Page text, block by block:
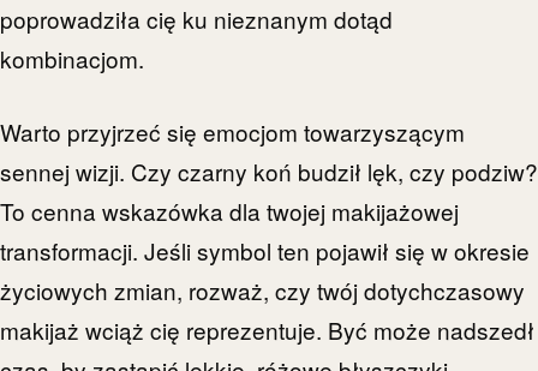
poprowadziła cię ku nieznanym dotąd
kombinacjom.
Warto przyjrzeć się emocjom towarzyszącym
sennej wizji. Czy czarny koń budził lęk, czy podziw?
To cenna wskazówka dla twojej makijażowej
transformacji. Jeśli symbol ten pojawił się w okresie
życiowych zmian, rozważ, czy twój dotychczasowy
makijaż wciąż cię reprezentuje. Być może nadszedł